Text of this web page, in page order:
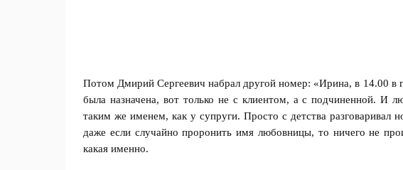
Потом Дмирий Сергеевич набрал другой номер: «Ирина, в 14.00 в
была назначена, вот только не с клиентом, а с подчиненной. И
таким же именем, как у супруги. Просто с детства разговаривал
даже если случайно проронить имя любовницы, то ничего не
какая именно.